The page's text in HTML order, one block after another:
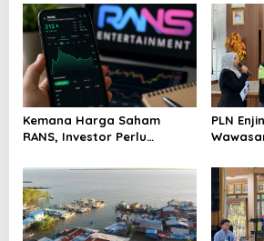
Kemana Harga Saham
RANS, Investor Perlu
Menghindari Spekulasi
Berlebihan
PLN